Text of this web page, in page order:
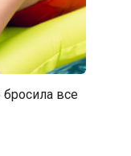
бросила все